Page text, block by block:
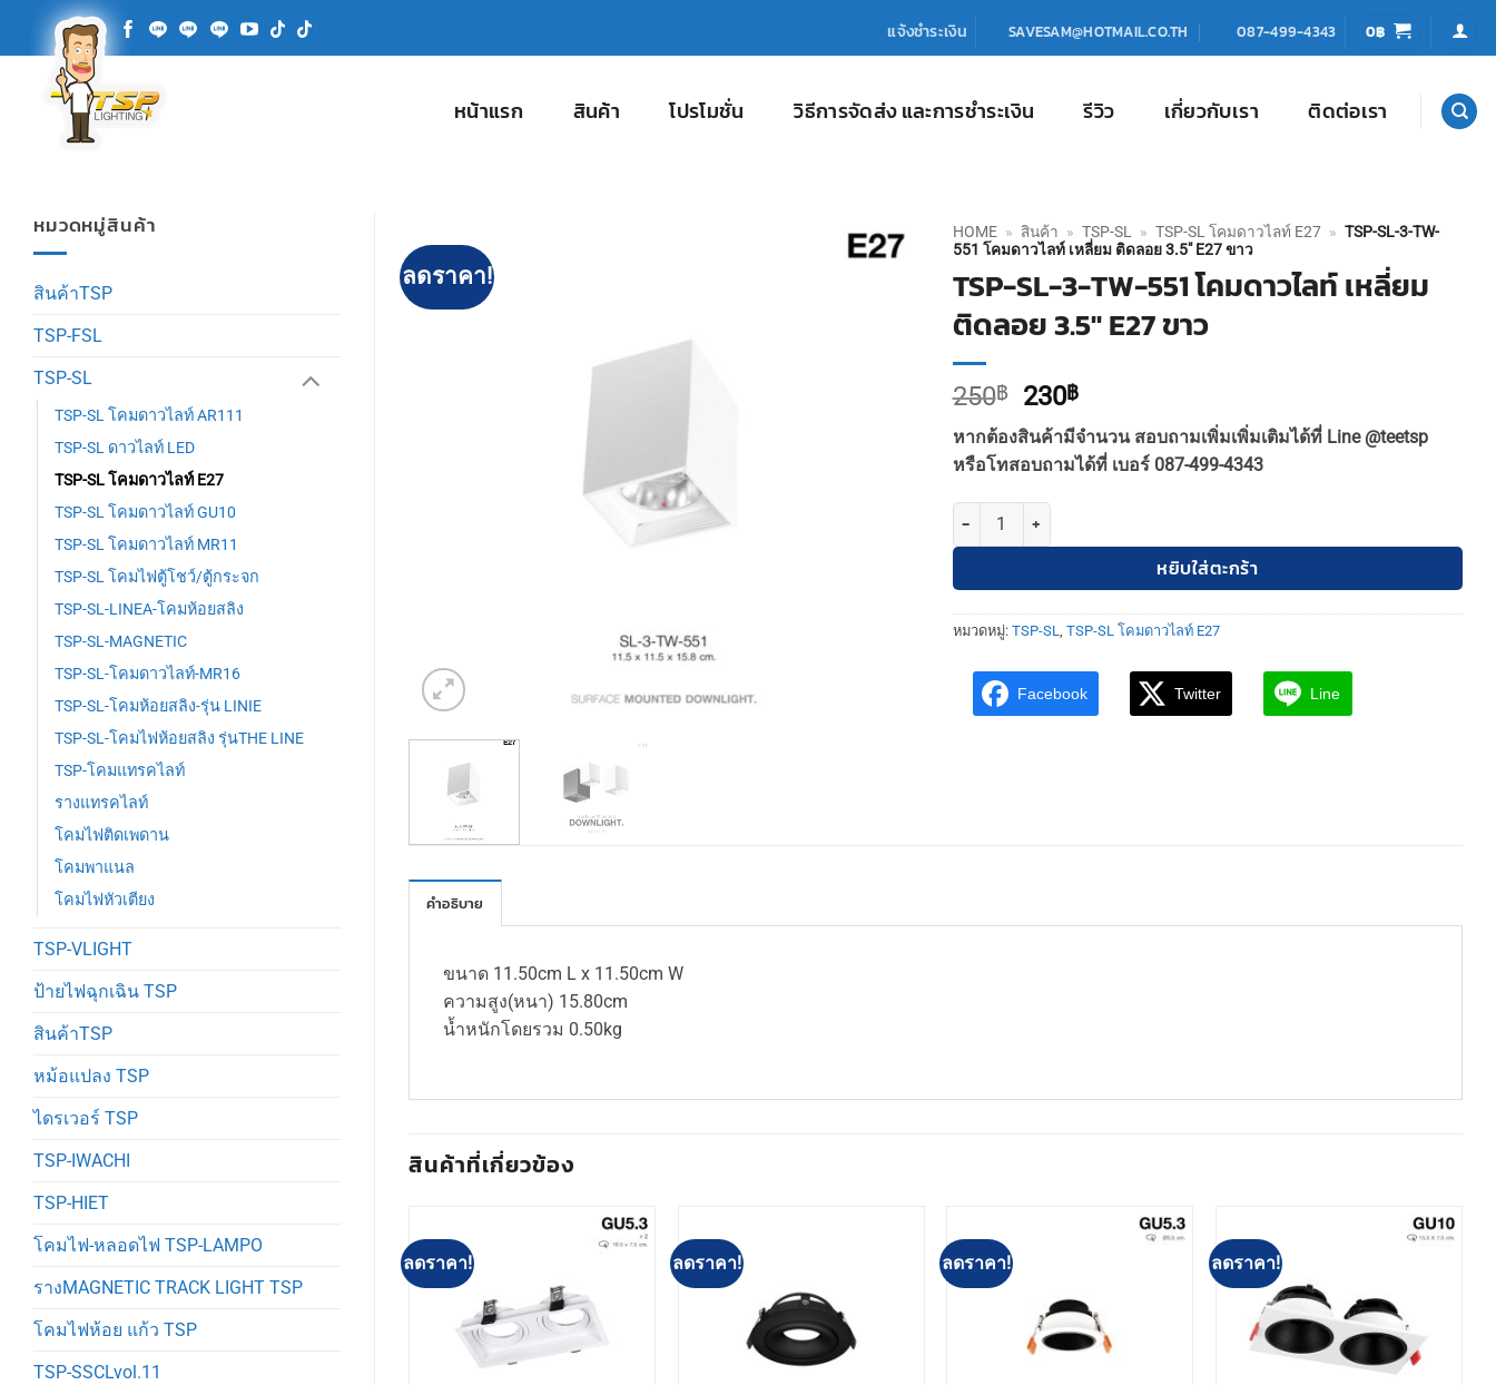
แจ้งชำระเงิน SAVESAM@HOTMAIL.CO.TH 087-499-4343 0฿
หน้าแรก สินค้า โปรโมชั่น วิธีการจัดส่ง และการชำระเงิน รีวิว เกี่ยวกับเรา ติดต่อเรา
หมวดหมู่สินค้า
สินค้าTSP
TSP-FSL
TSP-SL
TSP-SL โคมดาวไลท์ AR111
TSP-SL ดาวไลท์ LED
TSP-SL โคมดาวไลท์ E27
TSP-SL โคมดาวไลท์ GU10
TSP-SL โคมดาวไลท์ MR11
TSP-SL โคมไฟตู้โชว์/ตู้กระจก
TSP-SL-LINEA-โคมห้อยสลิง
TSP-SL-MAGNETIC
TSP-SL-โคมดาวไลท์-MR16
TSP-SL-โคมห้อยสลิง-รุ่น LINIE
TSP-SL-โคมไฟห้อยสลิง รุ่นTHE LINE
TSP-โคมแทรคไลท์
รางแทรคไลท์
โคมไฟติดเพดาน
โคมพาแนล
โคมไฟหัวเตียง
TSP-VLIGHT
ป้ายไฟฉุกเฉิน TSP
สินค้าTSP
หม้อแปลง TSP
ไดรเวอร์ TSP
TSP-IWACHI
TSP-HIET
โคมไฟ-หลอดไฟ TSP-LAMPO
รางMAGNETIC TRACK LIGHT TSP
โคมไฟห้อย แก้ว TSP
TSP-SSCLvol.11
ลดราคา!
HOME » สินค้า » TSP-SL » TSP-SL โคมดาวไลท์ E27 » TSP-SL-3-TW-
551 โคมดาวไลท์ เหลี่ยม ติดลอย 3.5″ E27 ขาว
TSP-SL-3-TW-551 โคมดาวไลท์ เหลี่ยม
ติดลอย 3.5″ E27 ขาว
250฿
Original
price
was:
250฿.
230฿Current
price
is:
230฿.
หากต้องสินค้ามีจำนวน สอบถามเพิ่มเพิ่มเติมได้ที่ Line @teetsp
หรือโทสอบถามได้ที่ เบอร์ 087-499-4343
จำนวน TSP-SL-3-TW-551 โคมดาวไลท์ เหลี่ยม ติดลอย 3.5" E27 ขาว ชิ้น
หยิบใส่ตะกร้า
หมวดหมู่: TSP-SL TSP-SL โคมดาวไลท์ E27
Facebook Twitter Line
คำอธิบาย
ขนาด 11.50cm L x 11.50cm W
ความสูง(หนา) 15.80cm
น้ำหนักโดยรวม 0.50kg
สินค้าที่เกี่ยวข้อง
ลดราคา! ลดราคา! ลดราคา! ลดราคา!